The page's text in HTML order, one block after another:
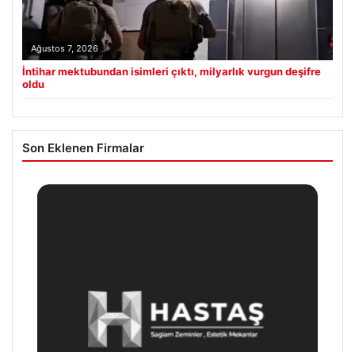
Ağustos 7, 2026
İntihar mektubundan isimleri çıktı, milyarlık vurgun deşifre
oldu
Son Eklenen Firmalar